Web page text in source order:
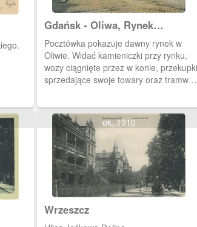
Gdańsk - Oliwa, Rynek
(Markplatz)
Pocztówka pokazuje dawny rynek w
Oliwie. Widać kamieniczki przy rynku,
wozy ciągnięte przez w konie, przekupki
sprzedające swoje towary oraz tramwaj.
murowaną neogotycką wieżą widokową
ufundowaną przez cesarza Wilhelma I
w 1882 r.
ok. 1910
Wrzeszcz